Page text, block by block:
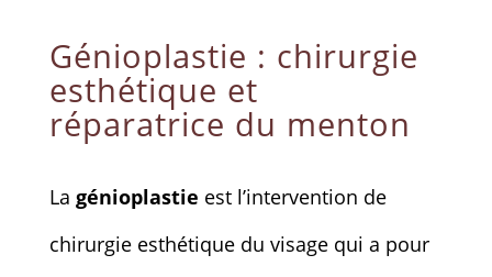
Génioplastie : chirurgie
esthétique et
réparatrice du menton
La génioplastie est l’intervention de
chirurgie esthétique du visage qui a pour